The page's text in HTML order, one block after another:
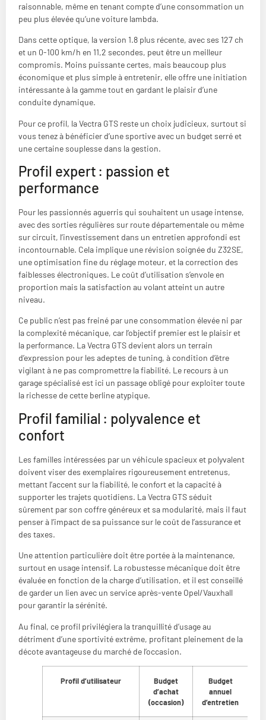
raisonnable, même en tenant compte d’une consommation un
peu plus élevée qu’une voiture lambda.
Dans cette optique, la version 1.8 plus récente, avec ses 127 ch
et un 0-100 km/h en 11,2 secondes, peut être un meilleur
compromis. Moins puissante certes, mais beaucoup plus
économique et plus simple à entretenir, elle offre une initiation
intéressante à la gamme tout en gardant le plaisir d’une
conduite dynamique.
Pour ce profil, la Vectra GTS reste un choix judicieux, surtout si
vous tenez à bénéficier d’une sportive avec un budget serré et
une certaine souplesse dans la gestion.
Profil expert : passion et
performance
Pour les passionnés aguerris qui souhaitent un usage intense,
avec des sorties régulières sur route départementale ou même
sur circuit, l’investissement dans un entretien approfondi est
incontournable. Cela implique une révision soignée du Z32SE,
une optimisation fine du réglage moteur, et la correction des
faiblesses électroniques. Le coût d’utilisation s’envole en
proportion mais la satisfaction au volant atteint un autre
niveau.
Ce public n’est pas freiné par une consommation élevée ni par
la complexité mécanique, car l’objectif premier est le plaisir et
la performance. La Vectra GTS devient alors un terrain
d’expression pour les adeptes de tuning, à condition d’être
vigilant à ne pas compromettre la fiabilité. Le recours à un
garage spécialisé est ici un passage obligé pour exploiter toute
la richesse de cette berline atypique.
Profil familial : polyvalence et
confort
Les familles intéressées par un véhicule spacieux et polyvalent
doivent viser des exemplaires rigoureusement entretenus,
mettant l’accent sur la fiabilité, le confort et la capacité à
supporter les trajets quotidiens. La Vectra GTS séduit
sûrement par son coffre généreux et sa modularité, mais il faut
penser à l’impact de sa puissance sur le coût de l’assurance et
des taxes.
Une attention particulière doit être portée à la maintenance,
surtout en usage intensif. La robustesse mécanique doit être
évaluée en fonction de la charge d’utilisation, et il est conseillé
de garder un lien avec un service après-vente Opel/Vauxhall
pour garantir la sérénité.
Au final, ce profil privilégiera la tranquillité d’usage au
détriment d’une sportivité extrême, profitant pleinement de la
décote avantageuse du marché de l’occasion.
Profil d’utilisateur
Budget
d’achat
(occasion)
Budget
annuel
d’entretien